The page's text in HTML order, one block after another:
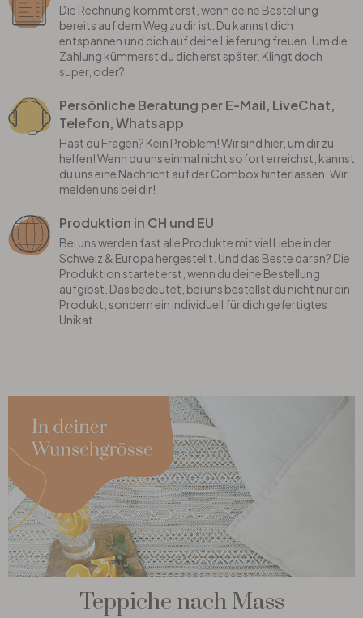
Die Rechnung kommt erst, wenn deine Bestellung
bereits auf dem Weg zu dir ist. Du kannst dich
entspannen und dich auf deine Lieferung freuen. Um die
Zahlung kümmerst du dich erst später. Klingt doch
super, oder?
Persönliche Beratung per E-Mail, LiveChat,
Telefon, Whatsapp
Hast du Fragen? Kein Problem! Wir sind hier, um dir zu
helfen! Wenn du uns einmal nicht sofort erreichst, kannst
du uns eine Nachricht auf der Combox hinterlassen. Wir
melden uns bei dir!
Produktion in CH und EU
Bei uns werden fast alle Produkte mit viel Liebe in der
Schweiz & Europa hergestellt. Und das Beste daran? Die
Produktion startet erst, wenn du deine Bestellung
aufgibst. Das bedeutet, bei uns bestellst du nicht nur ein
Produkt, sondern ein individuell für dich gefertigtes
Unikat.
Teppiche nach Mass